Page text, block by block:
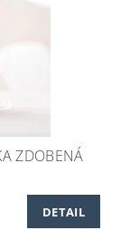
ZDOBENÁ
DETAIL